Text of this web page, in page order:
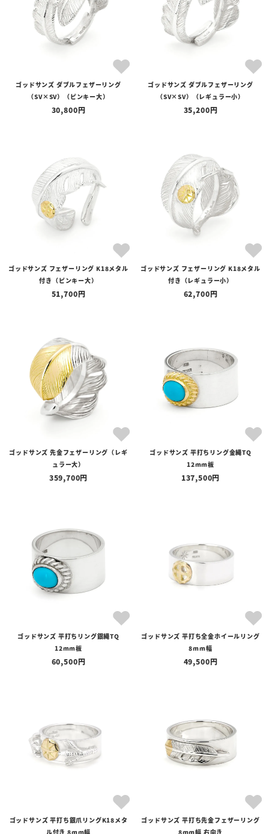
ゴッドサンズ ダブルフェザーリング
（SV×SV）（ピンキー大）
30,800
ゴッドサンズ ダブルフェザーリング
（SV×SV）（レギュラー小）
35,200
ゴッドサンズ フェザーリング K18メタル
付き（ピンキー大）
51,700
ゴッドサンズ フェザーリング K18メタル
付き（レギュラー小）
62,700
ゴッドサンズ 先金フェザーリング（レギ
ュラー大）
359,700
ゴッドサンズ 平打ちリング金縄TQ
12mm板
137,500
ゴッドサンズ 平打ちリング銀縄TQ
12mm板
60,500
ゴッドサンズ 平打ち全金ホイールリング
8mm幅
49,500
ゴッドサンズ 平打ち銀爪リングK18メタ
ル付き 8mm幅
ゴッドサンズ 平打ち先金フェザーリング
8mm幅 右向き